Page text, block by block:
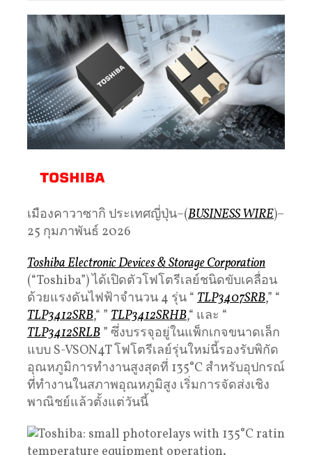
เมืองคาวาซากิ ประเทศญี่ปุ่น–(BUSINESS WIRE)–
25 กุมภาพันธ์ 2026
Toshiba Electronic Devices & Storage Corporation
(“Toshiba”) ได้เปิดตัวโฟโตรีเลย์ชนิดขับเคลื่อน
ด้วยแรงดันไฟฟ้าจำนวน 4 รุ่น “ TLP3407SRB,” “
TLP3412SRB,“ ” TLP3412SRHB,“ และ “
TLP3412SRLB ” ซึ่งบรรจุอยู่ในแพ็กเกจขนาดเล็ก
แบบ S-VSON4T โฟโตรีเลย์รุ่นใหม่นี้รองรับพิกัด
อุณหภูมิการทำงานสูงสุดที่ 135°C สำหรับอุปกรณ์
ที่ทำงานในสภาพอุณหภูมิสูง เริ่มการจัดส่งเชิง
พาณิชย์แล้วตั้งแต่วันนี้